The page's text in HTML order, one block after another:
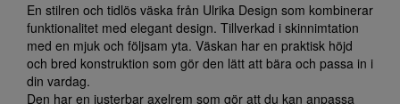
En stilren och tidlös väska från Ulrika Design som kombinerar
funktionalitet med elegant design. Tillverkad i skinnimtation
med en mjuk och följsam yta. Väskan har en praktisk höjd
och bred konstruktion som gör den lätt att bära och passa in i
din vardag.
Den har en justerbar axelrem som gör att du kan anpassa